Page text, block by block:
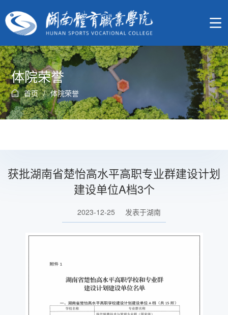
体院荣誉
首页 / 体院荣誉
获批湖南省楚怡高水平高职专业群建设计划
建设单位A档3个
2023-12-25 发表于湖南